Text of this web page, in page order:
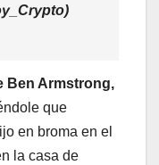
Ben Armstrong,
que
en broma en el
la casa de